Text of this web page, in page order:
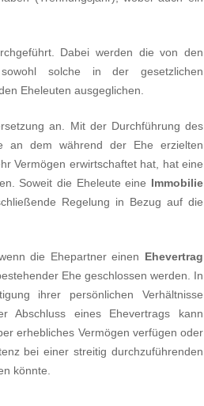
Dabei werden die von den
solche in der gesetzlichen
Eheleuten ausgeglichen.
an. Mit der Durchführung des
an dem während der Ehe erzielten
Vermögen erwirtschaftet hat, hat eine
Soweit die Eheleute eine Immobilie
Regelung in Bezug auf die
die Ehepartner einen Ehevertrag
Ehe geschlossen werden. In
ihrer persönlichen Verhältnisse
Abschluss eines Ehevertrags kann
erhebliches Vermögen verfügen oder
bei einer streitig durchzuführenden
könnte.